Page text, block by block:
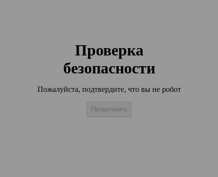
Проверка
безопасности
Пожалуйста, подтвердите, что вы не робот
Продолжить